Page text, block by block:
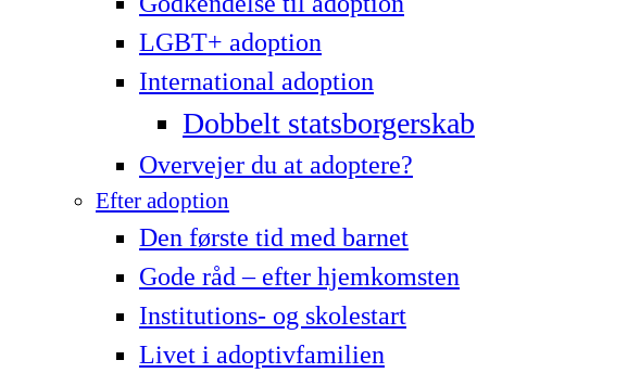
LG­BT+ adoption
International adoption
Dobbelt statsborgerskab
Overvejer du at adoptere?
Efter adoption
Den første tid med barnet
Gode råd – efter hjemkomsten
Institutions- og skolestart
Livet i adoptivfamilien